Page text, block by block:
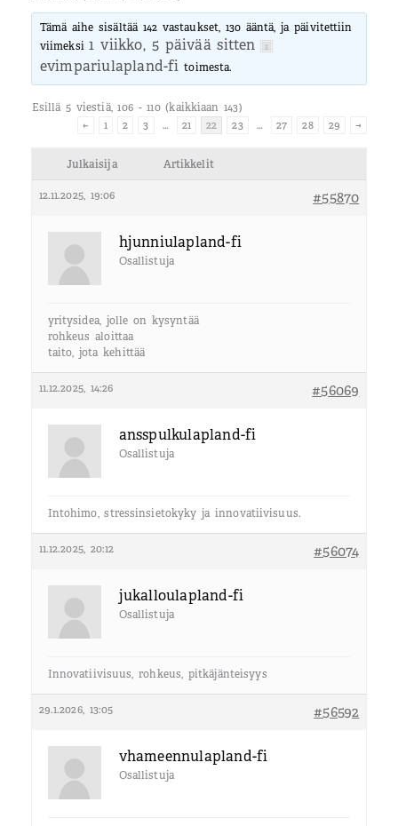
Tämä aihe sisältää 142 vastaukset, 130 ääntä, ja päivitettiin
viimeksi1 viikko, 5 päivää sitten
evimpariulapland-fi toimesta.
Esillä 5 viestiä, 106 - 110 (kaikkiaan 143)
←
1 2 3 … 21 22 23 … 27 28 29 →
Julkaisija Artikkelit
12.11.2025, 19:06 #55870
hjunniulapland-fi
Osallistuja
yritysidea, jolle on kysyntää
rohkeus aloittaa
taito, jota kehittää
11.12.2025, 14:26 #56069
ansspulkulapland-fi
Osallistuja
Intohimo, stressinsietokyky ja innovatiivisuus.
11.12.2025, 20:12 #56074
jukalloulapland-fi
Osallistuja
Innovatiivisuus, rohkeus, pitkäjänteisyys
29.1.2026, 13:05 #56592
vhameennulapland-fi
Osallistuja